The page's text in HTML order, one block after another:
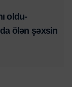
oldu-
ölən şəxsin